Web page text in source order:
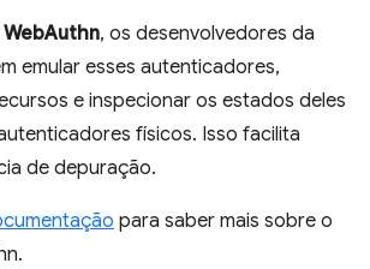
WebAuthn, os desenvolvedores da
emular esses autenticadores,
e inspecionar os estados deles
físicos. Isso facilita
de depuração.
para saber mais sobre o